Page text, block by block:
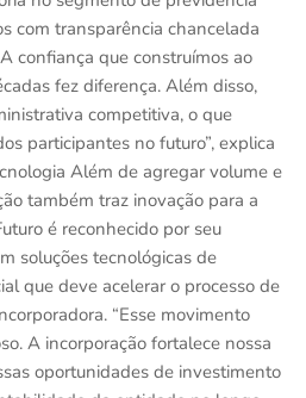
com transparência chancelada
confiança que construímos ao
fez diferença. Além disso,
competitiva, o que
participantes no futuro”, explica
Além de agregar volume e
também traz inovação para a
é reconhecido por seu
soluções tecnológicas de
que deve acelerar o processo de
“Esse movimento
A incorporação fortalece nossa
oportunidades de investimento